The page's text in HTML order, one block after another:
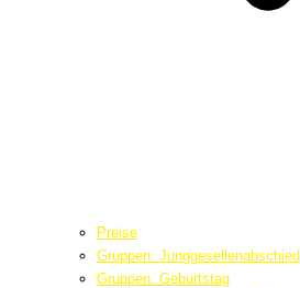
Preise
Gruppen: Junggesellenabschied
Gruppen: Geburtstag